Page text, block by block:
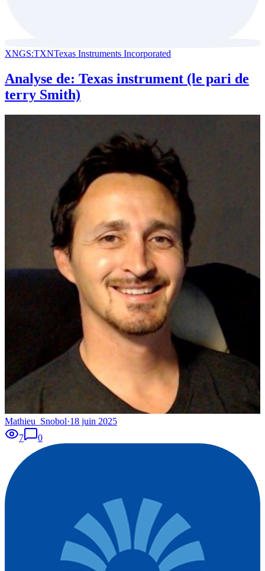
XNGS:TXNTexas Instruments Incorporated
Analyse de: Texas instrument (le pari de
terry Smith)
Mathieu_Snobol·18 juin 2025
7
0